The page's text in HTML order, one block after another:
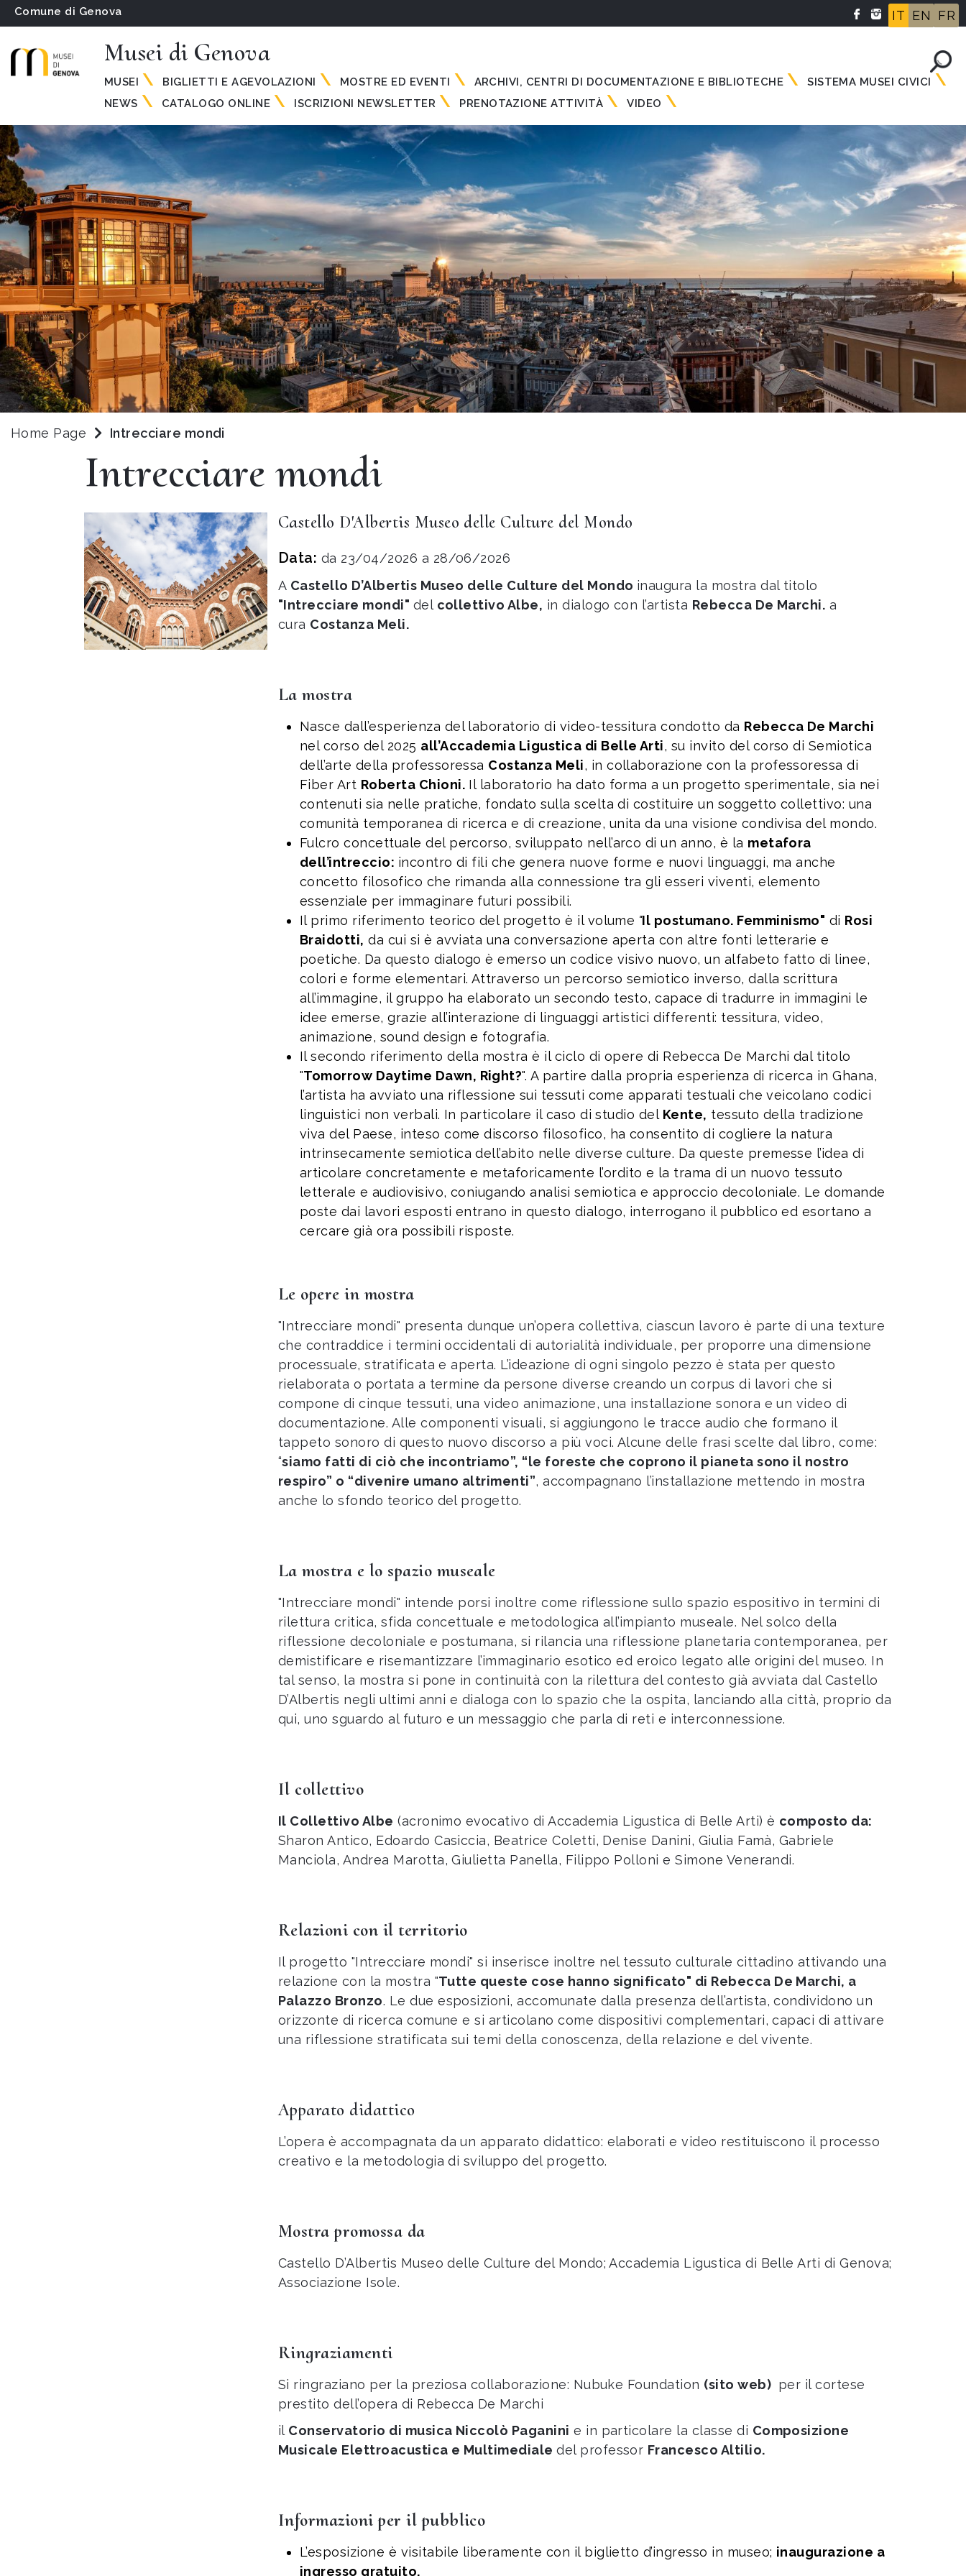
Comune di Genova IT EN FR
Musei di Genova
MUSEI BIGLIETTI E AGEVOLAZIONI MOSTRE ED EVENTI ARCHIVI, CENTRI DI DOCUMENTAZIONE E BIBLIOTECHE
SISTEMA MUSEI CIVICI
NEWS
CATALOGO ONLINE ISCRIZIONI NEWSLETTER PRENOTAZIONE ATTIVITÀ VIDEO
Home Page Intrecciare mondi
Intrecciare mondi
Castello D'Albertis Museo delle Culture del Mondo
Data: da 23/04/2026 a 28/06/2026
A Castello D’Albertis Museo delle Culture del Mondo inaugura la mostra dal titolo
"Intrecciare mondi" del collettivo Albe, in dialogo con l’artista Rebecca De Marchi. a
cura Costanza Meli.
La mostra
Nasce dall’esperienza del laboratorio di video-tessitura condotto da Rebecca De Marchi
nel corso del 2025 all’Accademia Ligustica di Belle Arti, su invito del corso di Semiotica
dell’arte della professoressa Costanza Meli, in collaborazione con la professoressa di
Fiber Art Roberta Chioni. Il laboratorio ha dato forma a un progetto sperimentale, sia nei
contenuti sia nelle pratiche, fondato sulla scelta di costituire un soggetto collettivo: una
comunità temporanea di ricerca e di creazione, unita da una visione condivisa del mondo.
Fulcro concettuale del percorso, sviluppato nell’arco di un anno, è la metafora
dell’intreccio: incontro di fili che genera nuove forme e nuovi linguaggi, ma anche
concetto filosofico che rimanda alla connessione tra gli esseri viventi, elemento
essenziale per immaginare futuri possibili.
Il primo riferimento teorico del progetto è il volume "Il postumano. Femminismo" di Rosi
Braidotti, da cui si è avviata una conversazione aperta con altre fonti letterarie e
poetiche. Da questo dialogo è emerso un codice visivo nuovo, un alfabeto fatto di linee,
colori e forme elementari. Attraverso un percorso semiotico inverso, dalla scrittura
all’immagine, il gruppo ha elaborato un secondo testo, capace di tradurre in immagini le
idee emerse, grazie all’interazione di linguaggi artistici differenti: tessitura, video,
animazione, sound design e fotografia.
Il secondo riferimento della mostra è il ciclo di opere di Rebecca De Marchi dal titolo
"Tomorrow Daytime Dawn, Right?". A partire dalla propria esperienza di ricerca in Ghana,
l’artista ha avviato una riflessione sui tessuti come apparati testuali che veicolano codici
linguistici non verbali. In particolare il caso di studio del Kente, tessuto della tradizione
viva del Paese, inteso come discorso filosofico, ha consentito di cogliere la natura
intrinsecamente semiotica dell’abito nelle diverse culture. Da queste premesse l’idea di
articolare concretamente e metaforicamente l’ordito e la trama di un nuovo tessuto
letterale e audiovisivo, coniugando analisi semiotica e approccio decoloniale. Le domande
poste dai lavori esposti entrano in questo dialogo, interrogano il pubblico ed esortano a
cercare già ora possibili risposte.
Le opere in mostra
"Intrecciare mondi" presenta dunque un’opera collettiva, ciascun lavoro è parte di una texture
che contraddice i termini occidentali di autorialità individuale, per proporre una dimensione
processuale, stratificata e aperta. L’ideazione di ogni singolo pezzo è stata per questo
rielaborata o portata a termine da persone diverse creando un corpus di lavori che si
compone di cinque tessuti, una video animazione, una installazione sonora e un video di
documentazione. Alle componenti visuali, si aggiungono le tracce audio che formano il
tappeto sonoro di questo nuovo discorso a più voci. Alcune delle frasi scelte dal libro, come:
“siamo fatti di ciò che incontriamo”, “le foreste che coprono il pianeta sono il nostro
respiro” o “divenire umano altrimenti”, accompagnano l’installazione mettendo in mostra
anche lo sfondo teorico del progetto.
La mostra e lo spazio museale
"Intrecciare mondi" intende porsi inoltre come riflessione sullo spazio espositivo in termini di
rilettura critica, sfida concettuale e metodologica all’impianto museale. Nel solco della
riflessione decoloniale e postumana, si rilancia una riflessione planetaria contemporanea, per
demistificare e risemantizzare l’immaginario esotico ed eroico legato alle origini del museo. In
tal senso, la mostra si pone in continuità con la rilettura del contesto già avviata dal Castello
D’Albertis negli ultimi anni e dialoga con lo spazio che la ospita, lanciando alla città, proprio da
qui, uno sguardo al futuro e un messaggio che parla di reti e interconnessione.
Il collettivo
Il Collettivo Albe (acronimo evocativo di Accademia Ligustica di Belle Arti) è composto da:
Sharon Antico, Edoardo Casiccia, Beatrice Coletti, Denise Danini, Giulia Famà, Gabriele
Manciola, Andrea Marotta, Giulietta Panella, Filippo Polloni e Simone Venerandi.
Relazioni con il territorio
Il progetto "Intrecciare mondi" si inserisce inoltre nel tessuto culturale cittadino attivando una
relazione con la mostra "Tutte queste cose hanno significato" di Rebecca De Marchi, a
Palazzo Bronzo. Le due esposizioni, accomunate dalla presenza dell’artista, condividono un
orizzonte di ricerca comune e si articolano come dispositivi complementari, capaci di attivare
una riflessione stratificata sui temi della conoscenza, della relazione e del vivente.
Apparato didattico
L’opera è accompagnata da un apparato didattico: elaborati e video restituiscono il processo
creativo e la metodologia di sviluppo del progetto.
Mostra promossa da
Castello D’Albertis Museo delle Culture del Mondo; Accademia Ligustica di Belle Arti di Genova;
Associazione Isole.
Ringraziamenti
Si ringraziano per la preziosa collaborazione: Nubuke Foundation (sito web) per il cortese
prestito dell’opera di Rebecca De Marchi
il Conservatorio di musica Niccolò Paganini e in particolare la classe di Composizione
Musicale Elettroacustica e Multimedialedel professor Francesco Altilio.
Informazioni per il pubblico
L’esposizione è visitabile liberamente con il biglietto d’ingresso in museo; inaugurazione a
ingresso gratuito.